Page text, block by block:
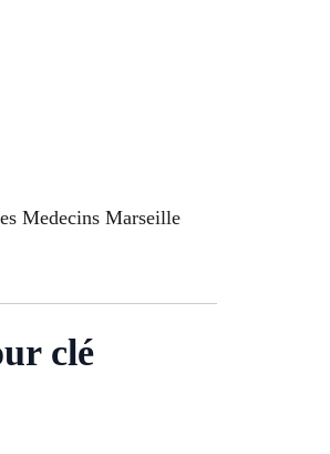
Medecins Marseille
clé